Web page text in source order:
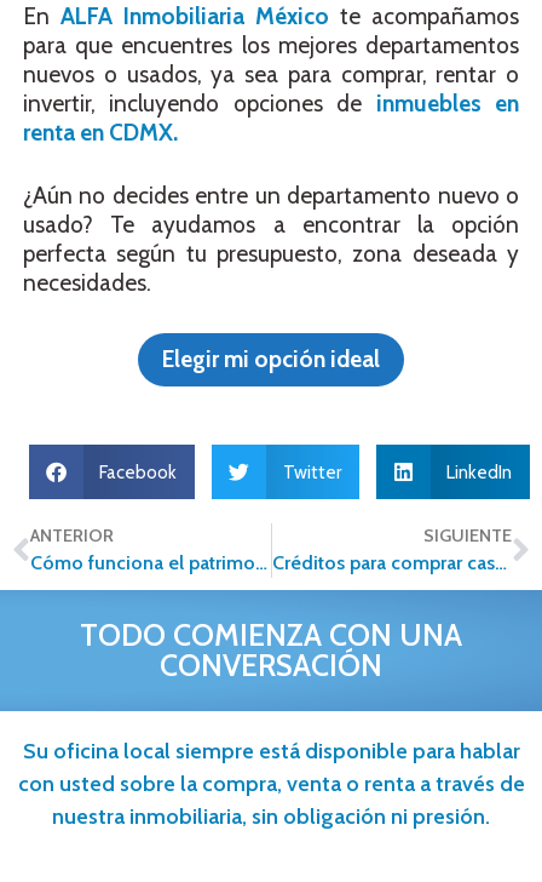
En ALFA Inmobiliaria México te acompañamos
para que encuentres los mejores departamentos
nuevos o usados, ya sea para comprar, rentar o
invertir, incluyendo opciones de inmuebles en
renta en CDMX.
¿Aún no decides entre un departamento nuevo o
usado? Te ayudamos a encontrar la opción
perfecta según tu presupuesto, zona deseada y
necesidades.
Elegir mi opción ideal
Facebook Twitter LinkedIn
ANTERIOR
Cómo funciona el patrimonio de familia y qué ventajas ofrece en México
SIGUIENTE
Créditos para comprar casa: Opciones, requisitos y comparativa
TODO COMIENZA CON UNA
CONVERSACIÓN
Su oficina local siempre está disponible para hablar
con usted sobre la compra, venta o renta a través de
nuestra inmobiliaria, sin obligación ni presión.